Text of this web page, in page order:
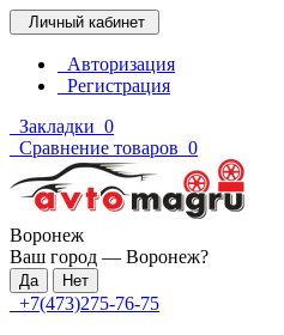
Личный кабинет
Авторизация
Регистрация
Закладки 0
Сравнение товаров 0
Воронеж
Ваш город — Воронеж?
+7(473)275-76-75